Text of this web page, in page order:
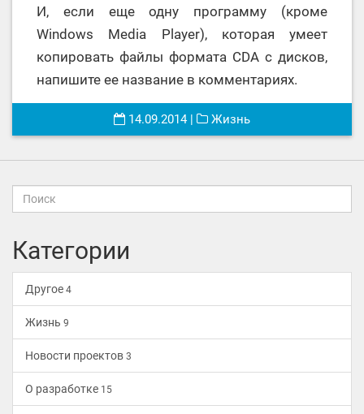
И, если еще одну программу (кроме
Windows Media Player), которая умеет
копировать файлы формата CDA с дисков,
напишите ее название в комментариях.
14.09.2014 | Жизнь
Категории
Другое 4
Жизнь 9
Новости проектов 3
О разработке 15